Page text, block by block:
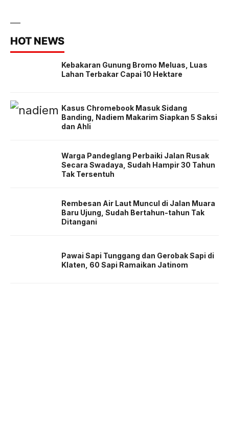
HOT NEWS
Kebakaran Gunung Bromo Meluas, Luas
Lahan Terbakar Capai 10 Hektare
Kasus Chromebook Masuk Sidang
Banding, Nadiem Makarim Siapkan 5 Saksi
dan Ahli
Warga Pandeglang Perbaiki Jalan Rusak
Secara Swadaya, Sudah Hampir 30 Tahun
Tak Tersentuh
Rembesan Air Laut Muncul di Jalan Muara
Baru Ujung, Sudah Bertahun-tahun Tak
Ditangani
Pawai Sapi Tunggang dan Gerobak Sapi di
Klaten, 60 Sapi Ramaikan Jatinom